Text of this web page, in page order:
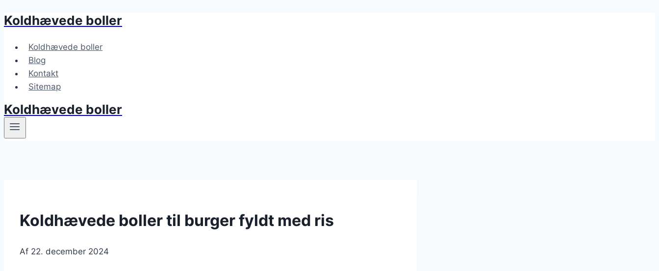
Fortsæt
indhold
Koldhævede boller
Koldhævede boller
Blog
Kontakt
Sitemap
Koldhævede boller
Koldhævede boller til burger fyldt med ris
Af 22. december 2024